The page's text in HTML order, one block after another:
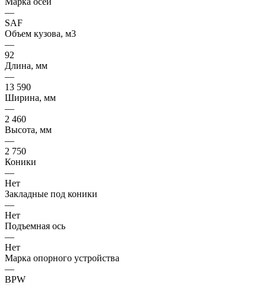
—
SAF
Объем кузова, м3
—
92
Длина, мм
—
13 590
Ширина, мм
—
2 460
Высота, мм
—
2 750
Коники
—
Нет
Закладные под коники
—
Нет
Подъемная ось
—
Нет
Марка опорного устройства
—
BPW